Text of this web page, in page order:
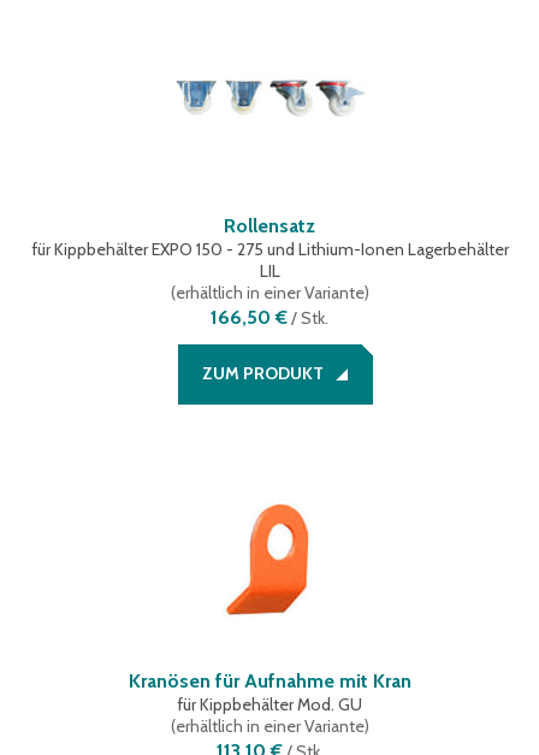
Rollensatz
für Kippbehälter EXPO 150 - 275 und Lithium-Ionen Lagerbehälter
LIL
(erhältlich in einer Variante)
166,50 €/Stk.
ZUM PRODUKT
Kranösen für Aufnahme mit Kran
für Kippbehälter Mod. GU
(erhältlich in einer Variante)